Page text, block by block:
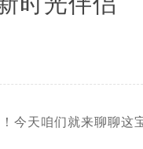
天咱们就来聊聊这